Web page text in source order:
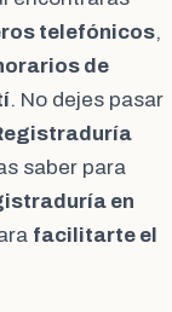
telefónicos,
de
. No dejes pasar
saber para
en
facilitarte el